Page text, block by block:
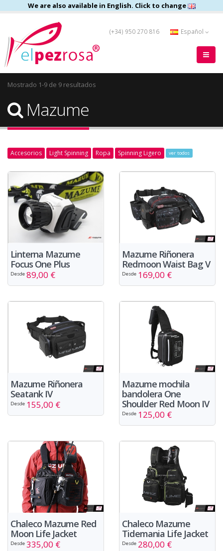
We are also available in English. Click to change
(+34) 950 270 816 Español
Mostrado 1-9 de 9 resultados
Mazume
Accesorios Light Spinning Ropa Spinning Ligero ver todos
Linterna Mazume
Focus One Plus
Desde 89,00 €
Mazume Riñonera
Redmoon Waist Bag V
Desde 169,00 €
Mazume Riñonera
Seatank IV
Desde 155,00 €
Mazume mochila
bandolera One
Shoulder Red Moon IV
Desde 125,00 €
Chaleco Mazume Red
Moon Life Jacket
Desde 335,00 €
Chaleco Mazume
Tidemania Life Jacket
Desde 280,00 €